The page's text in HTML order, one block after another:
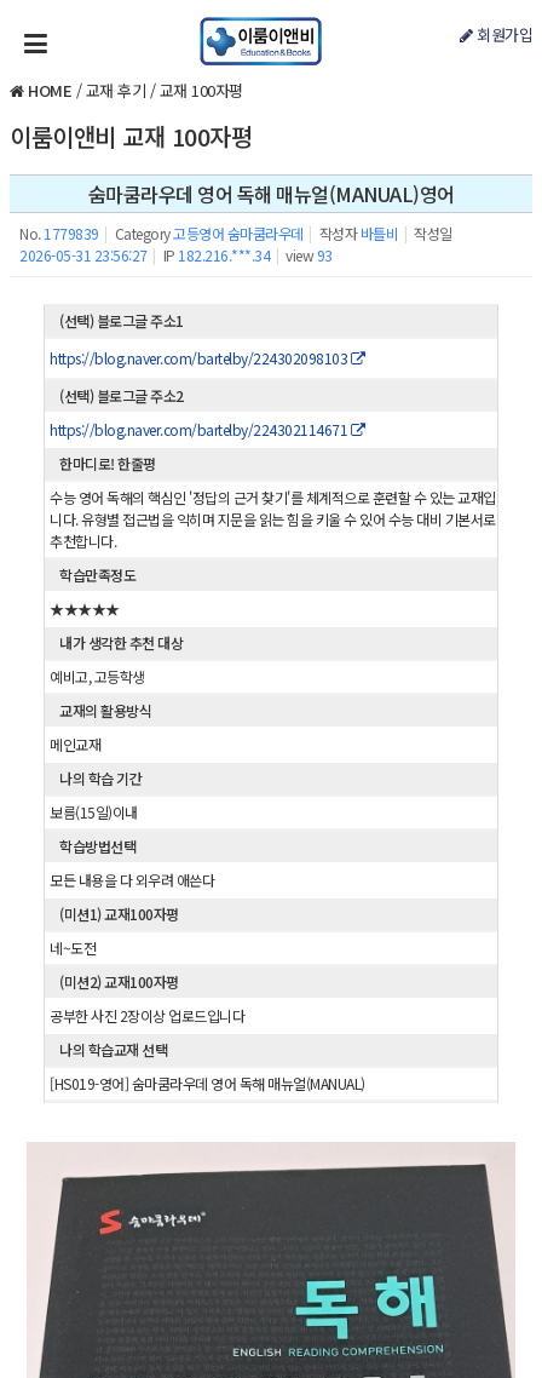
회원가입
HOME /교재 후기 /교재 100자평
이룸이앤비 교재 100자평
숨마쿰라우데 영어 독해 매뉴얼(MANUAL)영어
No. 1779839 | Category고등영어 숨마쿰라우데 | 작성자 바틀비 | 작성일
2026-05-31 23:56:27 | IP 182.216.***.34 | view 93
(선택) 블로그글 주소1
https://blog.naver.com/bartelby/224302098103
(선택) 블로그글 주소2
https://blog.naver.com/bartelby/224302114671
한마디로! 한줄평
수능 영어 독해의 핵심인 '정답의 근거 찾기'를 체계적으로 훈련할 수 있는 교재입
니다. 유형별 접근법을 익히며 지문을 읽는 힘을 키울 수 있어 수능 대비 기본서로
추천합니다.
학습만족정도
★★★★★
내가 생각한 추천 대상
예비고, 고등학생
교재의 활용방식
메인교재
나의 학습 기간
보름(15일)이내
학습방법선택
모든 내용을 다 외우려 애쓴다
(미션1) 교재100자평
네~도전
(미션2) 교재100자평
공부한 사진 2장이상 업로드입니다
나의 학습교재 선택
[HS019-영어] 숨마쿰라우데 영어 독해 매뉴얼(MANUAL)